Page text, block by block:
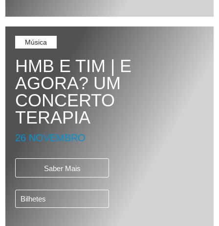
Música
HMB E TIM | E
AGORA? UM
CONCERTO
TERAPIA
26 NOVEMBRO
Saber Mais
Bilhetes